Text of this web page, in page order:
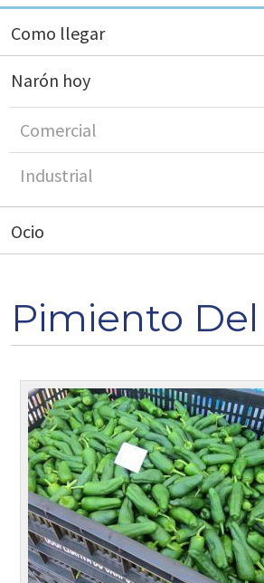
Como llegar
Narón hoy
Comercial
Industrial
Ocio
Pimiento